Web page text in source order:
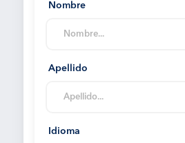
Nombre
Apellido
Idioma